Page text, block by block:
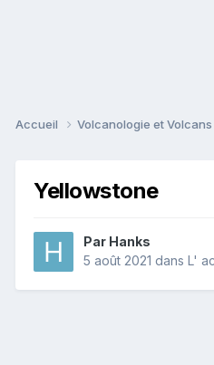
Accueil Volcanologie et Volcans
Yellowstone
Par Hanks
5 août 2021 dans L'